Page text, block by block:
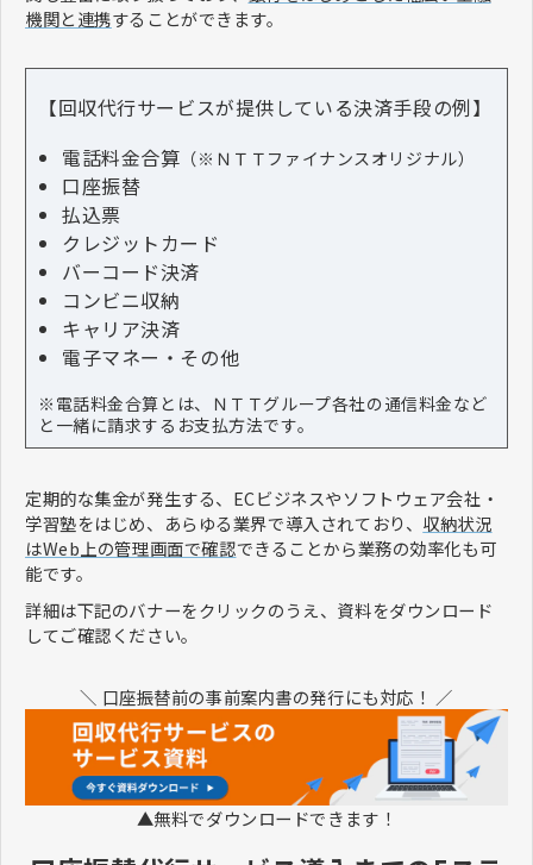
機関と連携することができます。
【回収代行サービスが提供している決済手段の例】
電話料金合算 （※ＮＴＴファイナンスオリジナル）
口座振替
払込票
クレジットカード
バーコード決済
コンビニ収納
キャリア決済
電子マネー・その他
※電話料金合算とは、ＮＴＴグループ各社の通信料金など
と一緒に請求するお支払方法です。
定期的な集金が発生する、ECビジネスやソフトウェア会社・
学習塾をはじめ、あらゆる業界で導入されており、 収納状況
はWeb上の管理画面で確認できることから業務の効率化も可
能です。
詳細は下記のバナーをクリックのうえ、資料をダウンロード
してご確認ください。
＼ 口座振替前の事前案内書の発行にも対応！ ／
▲無料でダウンロードできます！